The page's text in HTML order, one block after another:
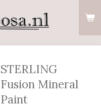
STERLING
Fusion Mineral
Paint